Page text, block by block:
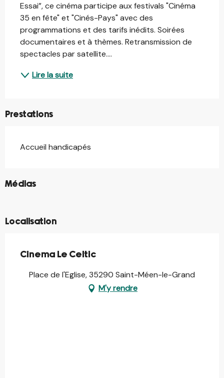
Essai”, ce cinéma participe aux festivals "Cinéma
35 en fête" et "Cinés-Pays" avec des
programmations et des tarifs inédits. Soirées
documentaires et à thèmes. Retransmission de
spectacles par satellite....
Lire la suite
Prestations
Accueil handicapés
Médias
©
©
Localisation
Cinema Le Celtic
Place de l'Eglise, 35290 Saint-Méen-le-Grand
M'y rendre